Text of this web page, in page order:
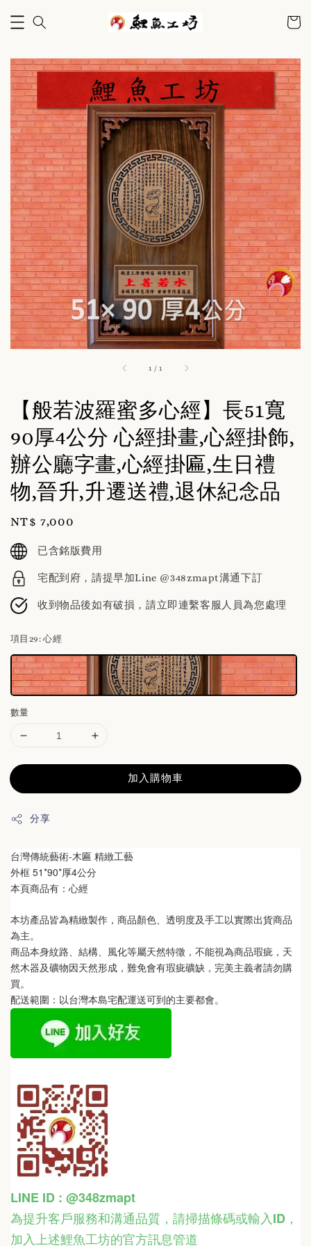
1 /1
【般若波羅蜜多心經】長51寬
90厚4公分 心經掛畫,心經掛飾,
辦公廳字畫,心經掛匾,生日禮
物,晉升,升遷送禮,退休紀念品
Regular
price
NT$ 7,000
已含銘版費用
宅配到府，請提早加Line @348zmapt溝通下訂
收到物品後如有破損，請立即連繫客服人員為您處理
項目29 : 心經
數量
加入購物車
分享
台灣傳統藝術-木匾 精緻工藝
外框 51*90*厚4公分
本頁商品有：心經
本坊產品皆為精緻製作，商品顏色、透明度及手工以實際出貨商品
為主。
商品本身紋路、結構、風化等屬天然特徵，不能視為商品瑕疵，天
然木器及礦物因天然形成，難免會有瑕疵礦缺，完美主義者請勿購
買。
配送範圍：以台灣本島宅配運送可到的主要都會。
LINE ID : @348zmapt
為提升客戶服務和溝通品質，請掃描條碼或輸入ID ，
加入上述鯉魚工坊的官方訊息管道